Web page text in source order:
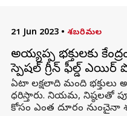
21 Jun 2023 • శబరిమల
అయ్యప్ప భక్తులకు
స్పెషల్ గ్రీన్ ఫీల్డ్ ఎయిర్
ఏటా లక్షలాది మంది భక్తులు
ధరిస్తారు. నియమ, నిష్ఠలతో
కోసం ఎంత దూరం నుంచైనా